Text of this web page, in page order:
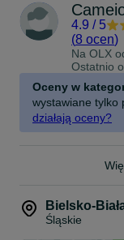
4.9 / 5
(8 ocen)
Na OLX
Ostatnio
Oceny w
wystawiane tylko
działają oceny?
Bielsko-
Śląskie